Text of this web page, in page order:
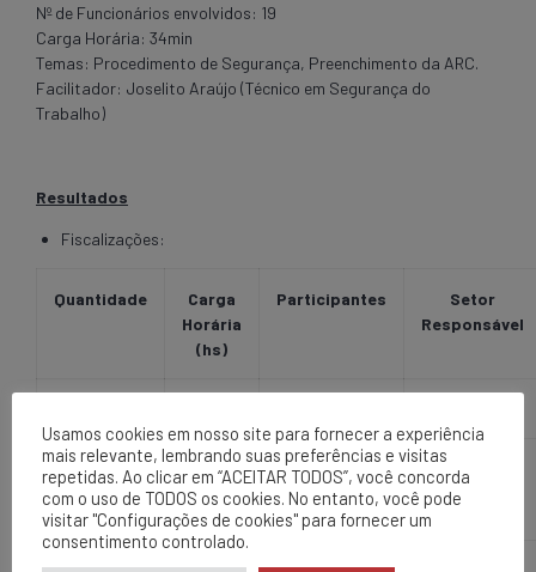
Nº de Funcionários envolvidos: 19
Carga Horária: 34min
Temas: Procedimento de Segurança, Preenchimento da ARC.
Facilitador: Joselito Araújo (Técnico em Segurança do
Trabalho)
Resultados
Fiscalizações:
Quantidade
Carga
Horária
(hs)
Participantes
Setor
Responsável
Reuniões de Segurança Interna:
Usamos cookies em nosso site para fornecer a experiência
mais relevante, lembrando suas preferências e visitas
repetidas. Ao clicar em “ACEITAR TODOS”, você concorda
com o uso de TODOS os cookies. No entanto, você pode
visitar "Configurações de cookies" para fornecer um
consentimento controlado.